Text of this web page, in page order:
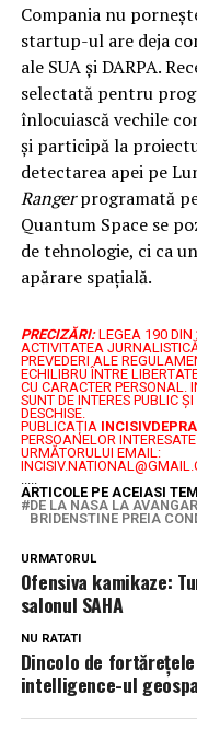
Compania nu
startup-ul are deja
ale SUA și DARPA.
selectată pentru
înlocuiască vechile
și participă la
detectarea apei pe
Rangerprogramată
Quantum Space se
de tehnologie, ci ca
apărare spațială.
PRECIZĂRI: LEGEA 190
ACTIVITATEA
PREVEDERI ALE
ECHILIBRU ÎNTRE
CU CARACTER PERSONAL.
SUNT DE INTERES PUBLIC
DESCHISE.
PUBLICAȚIA
PERSOANELOR
URMĂTORULUI EMAIL:
ARTICOLE PE ACEIASI
DE LA NASA LA
BRIDENSTINE PREIA
URMATORUL
Ofensiva kamikaze:
salonul SAHA
NU RATATI
Dincolo de
intelligence-ul